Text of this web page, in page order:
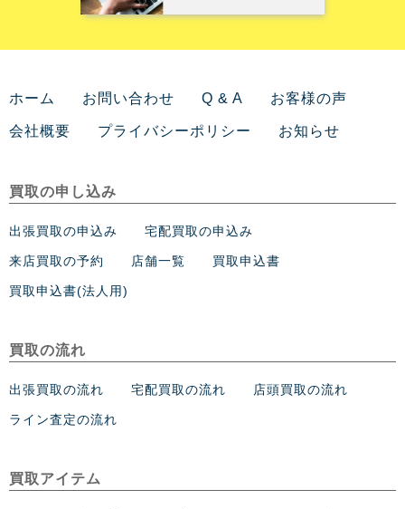
ホーム お問い合わせ Q & A お客様の声
会社概要 プライバシーポリシー お知らせ
買取の申し込み
出張買取の申込み 宅配買取の申込み
来店買取の予約 店舗一覧 買取申込書
買取申込書(法人用)
買取の流れ
出張買取の流れ 宅配買取の流れ 店頭買取の流れ
ライン査定の流れ
買取アイテム